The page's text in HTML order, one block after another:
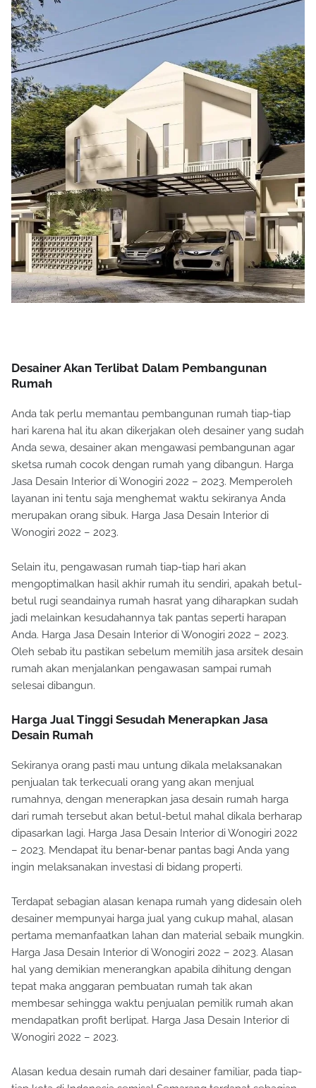
Desainer Akan Terlibat Dalam Pembangunan
Rumah
Anda tak perlu memantau pembangunan rumah tiap-tiap
hari karena hal itu akan dikerjakan oleh desainer yang sudah
Anda sewa, desainer akan mengawasi pembangunan agar
sketsa rumah cocok dengan rumah yang dibangun. Harga
Jasa Desain Interior di Wonogiri 2022 – 2023. Memperoleh
layanan ini tentu saja menghemat waktu sekiranya Anda
merupakan orang sibuk. Harga Jasa Desain Interior di
Wonogiri 2022 – 2023.
Selain itu, pengawasan rumah tiap-tiap hari akan
mengoptimalkan hasil akhir rumah itu sendiri, apakah betul-
betul rugi seandainya rumah hasrat yang diharapkan sudah
jadi melainkan kesudahannya tak pantas seperti harapan
Anda. Harga Jasa Desain Interior di Wonogiri 2022 – 2023.
Oleh sebab itu pastikan sebelum memilih jasa arsitek desain
rumah akan menjalankan pengawasan sampai rumah
selesai dibangun.
Harga Jual Tinggi Sesudah Menerapkan Jasa
Desain Rumah
Sekiranya orang pasti mau untung dikala melaksanakan
penjualan tak terkecuali orang yang akan menjual
rumahnya, dengan menerapkan jasa desain rumah harga
dari rumah tersebut akan betul-betul mahal dikala berharap
dipasarkan lagi. Harga Jasa Desain Interior di Wonogiri 2022
– 2023. Mendapat itu benar-benar pantas bagi Anda yang
ingin melaksanakan investasi di bidang properti.
Terdapat sebagian alasan kenapa rumah yang didesain oleh
desainer mempunyai harga jual yang cukup mahal, alasan
pertama memanfaatkan lahan dan material sebaik mungkin.
Harga Jasa Desain Interior di Wonogiri 2022 – 2023. Alasan
hal yang demikian menerangkan apabila dihitung dengan
tepat maka anggaran pembuatan rumah tak akan
membesar sehingga waktu penjualan pemilik rumah akan
mendapatkan profit berlipat. Harga Jasa Desain Interior di
Wonogiri 2022 – 2023.
Alasan kedua desain rumah dari desainer familiar, pada tiap-